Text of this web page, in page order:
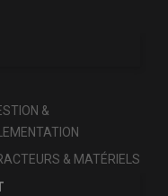
&
& MATÉRIELS